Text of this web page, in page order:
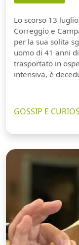
Lo scorso 13
Correggio e
per la sua solita
uomo di 41 anni
trasportato in
intensiva, è
GOSSIP E